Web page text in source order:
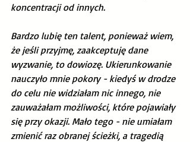
koncentracji od innych.
Bardzo lubię ten talent, ponieważ wiem,
że jeśli przyjmę, zaakceptuję dane
wyzwanie, to dowiozę. Ukierunkowanie
nauczyło mnie pokory - kiedyś w drodze
do celu nie widziałam nic innego, nie
zauważałam możliwości, które pojawiały
się przy okazji. Mało tego - nie umiałam
zmienić raz obranej ścieżki, a tragedią